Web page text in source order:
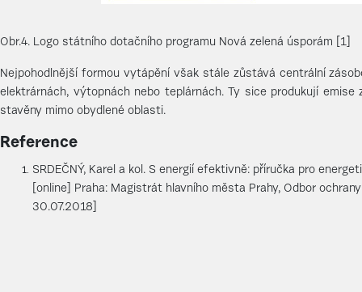
Obr.4. Logo státního dotačního programu Nová zelená úsporám [1]
Nejpohodlnější formou vytápění však stále zůstává centrální
elektrárnách, výtopnách nebo teplárnách. Ty sice produkují emise
stavěny mimo obydlené oblasti.
Reference
SRDEČNÝ, Karel a kol. S energií efektivně: příručka pro
[online] Praha: Magistrát hlavního města Prahy, Odbor
30.07.2018]